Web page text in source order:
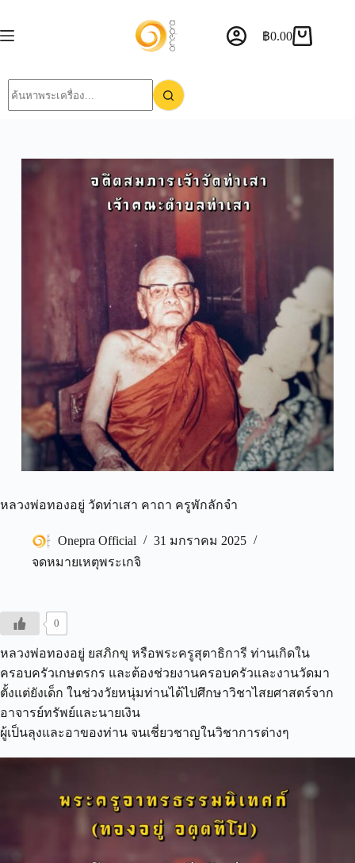
฿0.00
หลวงพ่อทองอยู่ วัดท่าเสา คาถา ครูพักลักจำ
Onepra Official
31 มกราคม 2025
จดหมายเหตุพระเกจิ
0
หลวงพ่อทองอยู่ ยสภิกขุ หรือพระครูสุตาธิการี ท่านเกิดใน
ครอบครัวเกษตรกร และต้องช่วยงานครอบครัวและงานวัดมา
ตั้งแต่ยังเด็ก ในช่วงวัยหนุ่มท่านได้ไปศึกษาวิชาไสยศาสตร์จาก
อาจารย์ทรัพย์และนายเงิน
ผู้เป็นลุงและอาของท่าน จนเชี่ยวชาญในวิชาการต่างๆ